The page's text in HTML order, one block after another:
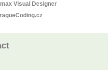
Visual Designer